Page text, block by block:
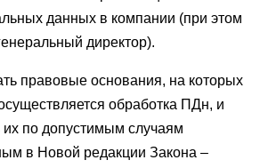
данных в компании (при этом
директор).
правовые основания, на которых
обработка ПДн, и
по допустимым случаям
в Новой редакции Закона –